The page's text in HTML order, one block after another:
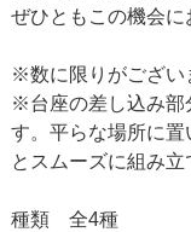
ぜひともこの機会に
※数に限りがござい
※台座の差し込み部
す。平らな場所に
とスムーズに組み立
種類 全4種